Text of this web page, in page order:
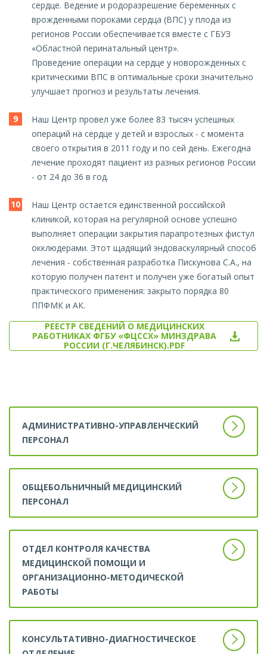
сердце. Ведение и родоразрешение беременных с
врожденными пороками сердца (ВПС) у плода из
регионов России обеспечивается вместе с ГБУЗ
«Областной перинатальный центр».
Проведение операции на сердце у новорожденных с
критическими ВПС в оптимальные сроки значительно
улучшает прогноз и результаты лечения.
Наш Центр провел уже более 83 тысяч успешных
операций на сердце у детей и взрослых - с момента
своего открытия в 2011 году и по сей день. Ежегодна
лечение проходят пациент из разных регионов России
- от 24 до 36 в год.
Наш Центр остается единственной российской
клиникой, которая на регулярной основе успешно
выполняет операции закрытия парапротезных фистул
окклюдерами. Этот щадящий эндоваскулярный способ
лечения - собственная разработка Пискунова С.А., на
которую получен патент и получен уже богатый опыт
практического применения: закрыто порядка 80
ППФМК и АК.
РЕЕСТР СВЕДЕНИЙ О МЕДИЦИНСКИХ
РАБОТНИКАХ ФГБУ «ФЦССХ» МИНЗДРАВА
РОССИИ (Г.ЧЕЛЯБИНСК).PDF
АДМИНИСТРАТИВНО-УПРАВЛЕНЧЕСКИЙ
ПЕРСОНАЛ
ОБЩЕБОЛЬНИЧНЫЙ МЕДИЦИНСКИЙ
ПЕРСОНАЛ
ОТДЕЛ КОНТРОЛЯ КАЧЕСТВА
МЕДИЦИНСКОЙ ПОМОЩИ И
ОРГАНИЗАЦИОННО-МЕТОДИЧЕСКОЙ
РАБОТЫ
КОНСУЛЬТАТИВНО-ДИАГНОСТИЧЕСКОЕ